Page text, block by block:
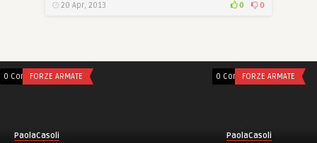
20 Apr, 2013 0 0
0 CommentsFORZE ARMATE
PaolaCasoli
0 CommentsFORZE ARMATE
PaolaCasoli